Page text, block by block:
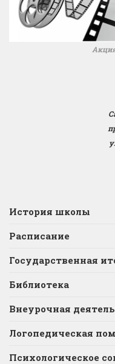
История школы
Расписание
Государственная
Библиотека
Внеурочная
Логопедическая
Психологическое